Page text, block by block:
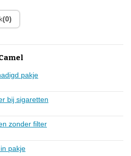
(0)
pakje
bij sigaretten
zonder filter
pakje